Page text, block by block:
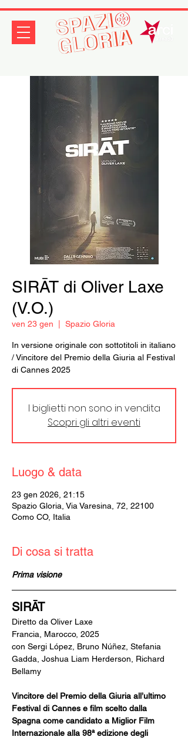
SIRĀT di Oliver Laxe
(V.O.)
ven 23 gen Spazio Gloria
In versione originale con sottotitoli in italiano
/ Vincitore del Premio della Giuria al Festival
di Cannes 2025
I biglietti non sono in vendita
Scopri gli altri eventi
Luogo & data
23 gen 2026, 21:15
Spazio Gloria, Via Varesina, 72, 22100
Como CO, Italia
Di cosa si tratta
Prima visione
SIRĀT
Diretto da Oliver Laxe
Francia, Marocco, 2025
con Sergi López, Bruno Núñez, Stefania
Gadda, Joshua Liam Herderson, Richard
Bellamy
Vincitore del Premio della Giuria all’ultimo
Festival di Cannes e film scelto dalla
Spagna come candidato a Miglior Film
Internazionale alla 98ª edizione degli